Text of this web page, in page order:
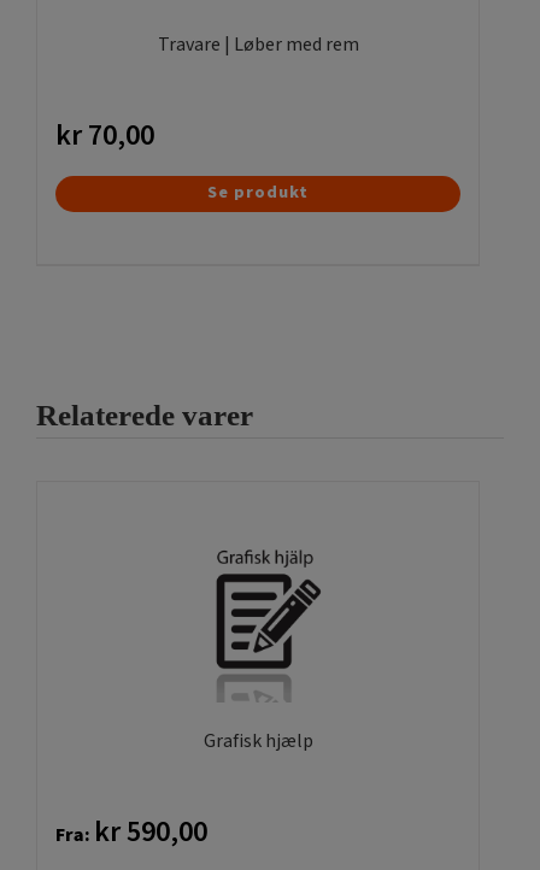
Travare | Løber med rem
kr70,00
Se produkt
Relaterede varer
Grafisk hjælp
Fra: kr590,00